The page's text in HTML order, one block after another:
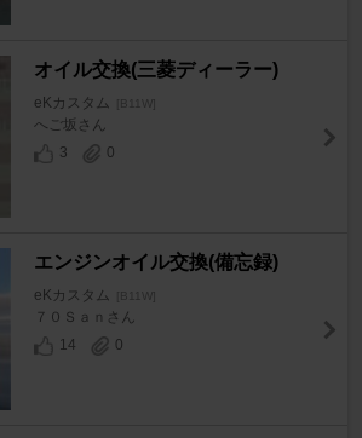
オイル交換(三菱ディーラー)
eKカスタム [B11W]
へご坂さん
3
0
エンジンオイル交換(備忘録)
eKカスタム [B11W]
７０Ｓａｎさん
14
0